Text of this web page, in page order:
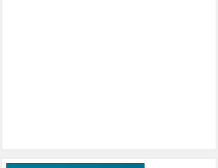
PUERTO DE VALENCIA (1)
RACISMO (1)